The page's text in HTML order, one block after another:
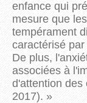
enfance qui
mesure que
tempérament
caractérisé
De plus,
associées à
d'attention des
2017). »